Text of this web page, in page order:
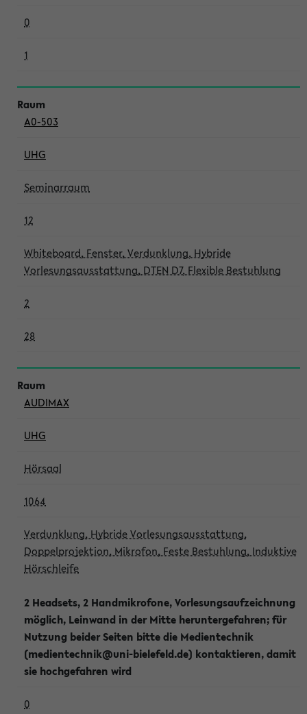
0
1
A0-503
UHG
Seminarraum
12
Whiteboard, Fenster, Verdunklung, Hybride
Vorlesungsausstattung, DTEN D7, Flexible Bestuhlung
2
28
AUDIMAX
UHG
Hörsaal
1064
Verdunklung, Hybride Vorlesungsausstattung,
Doppelprojektion, Mikrofon, Feste Bestuhlung, Induktive
Hörschleife
2 Headsets, 2 Handmikrofone, Vorlesungsaufzeichnung
möglich, Leinwand in der Mitte heruntergefahren; für
Nutzung beider Seiten bitte die Medientechnik
(medientechnik@uni-bielefeld.de) kontaktieren, damit
sie hochgefahren wird
0